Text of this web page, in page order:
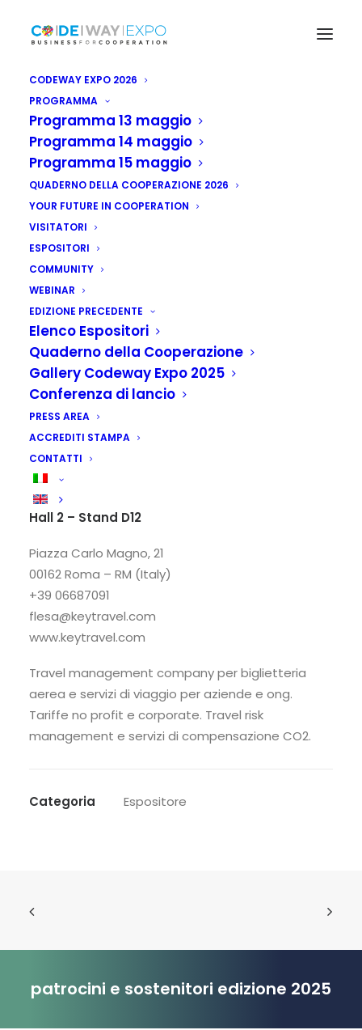
CODEWAY EXPO 2026
PROGRAMMA
Programma 13 maggio
Programma 14 maggio
Programma 15 maggio
QUADERNO DELLA COOPERAZIONE 2026
YOUR FUTURE IN COOPERATION
VISITATORI
ESPOSITORI
COMMUNITY
WEBINAR
EDIZIONE PRECEDENTE
Elenco Espositori
Quaderno della Cooperazione
Gallery Codeway Expo 2025
Conferenza di lancio
PRESS AREA
ACCREDITI STAMPA
CONTATTI
Raptim by Key Travel
Hall 2 – Stand D12
Piazza Carlo Magno, 21
00162 Roma – RM (Italy)
+39 06687091
flesa@keytravel.com
www.keytravel.com
Travel management company per biglietteria
aerea e servizi di viaggio per aziende e ong.
Tariffe no profit e corporate. Travel risk
management e servizi di compensazione CO2.
Categoria Espositore
patrocini e sostenitori edizione 2025